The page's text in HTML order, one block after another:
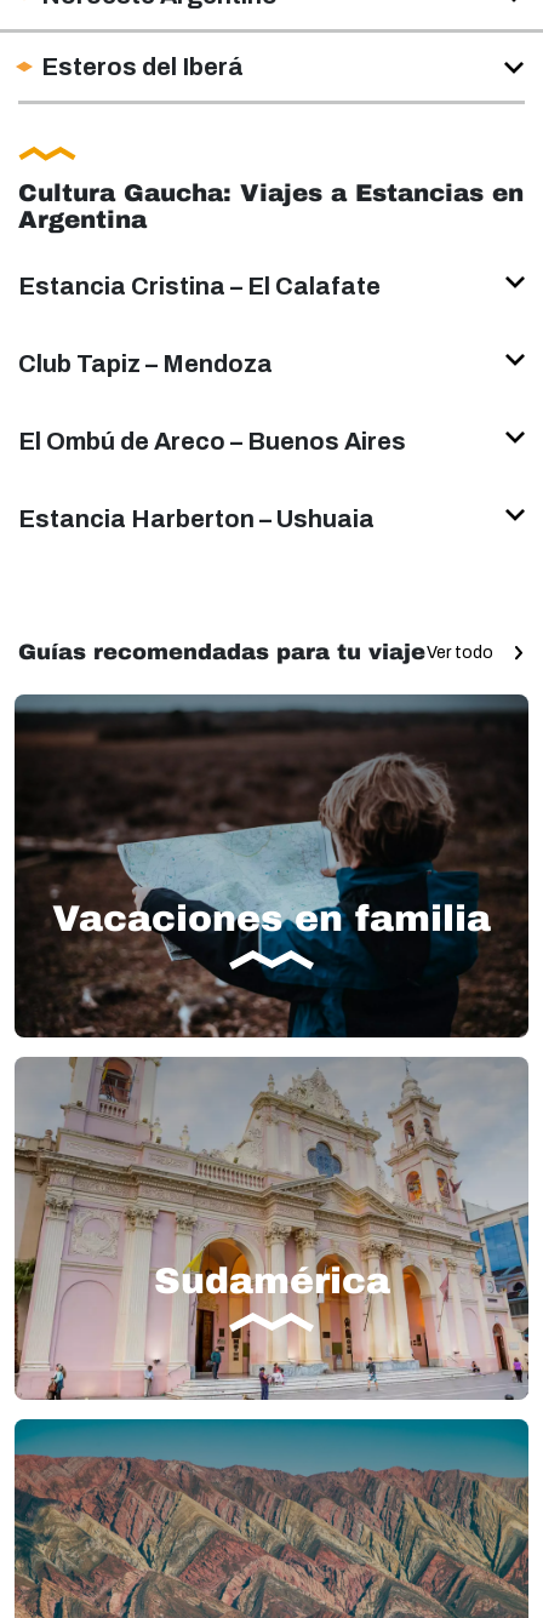
Esteros del Iberá
Cultura Gaucha: Viajes a Estancias en
Argentina
Estancia Cristina – El Calafate
Club Tapiz – Mendoza
El Ombú de Areco – Buenos Aires
Estancia Harberton – Ushuaia
Guías recomendadas para tu viajeVer todo
Vacaciones en familia
Sudamérica